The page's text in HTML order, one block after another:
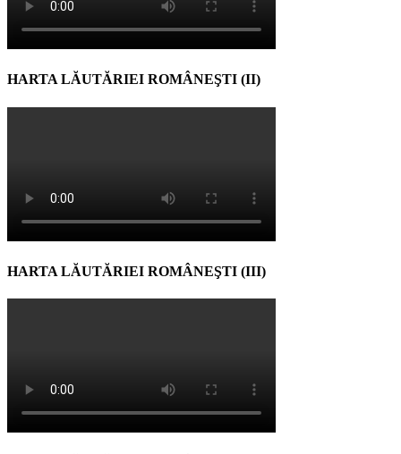
HARTA LĂUTĂRIEI ROMÂNEŞTI (II)
HARTA LĂUTĂRIEI ROMÂNEŞTI (III)